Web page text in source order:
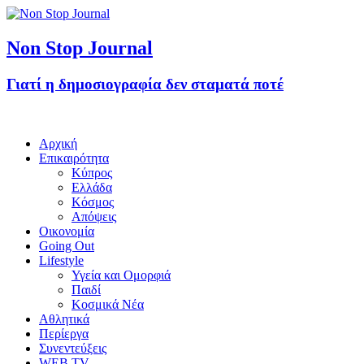
Non Stop Journal
Γιατί η δημοσιογραφία δεν σταματά ποτέ
Αρχική
Επικαιρότητα
Κύπρος
Ελλάδα
Κόσμος
Απόψεις
Οικονομία
Going Out
Lifestyle
Υγεία και Ομορφιά
Παιδί
Κοσμικά Νέα
Αθλητικά
Περίεργα
Συνεντεύξεις